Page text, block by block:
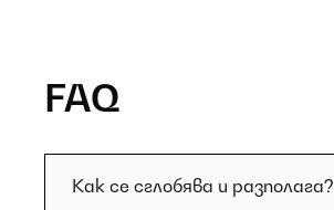
FAQ
Как се сглобява и разполага?